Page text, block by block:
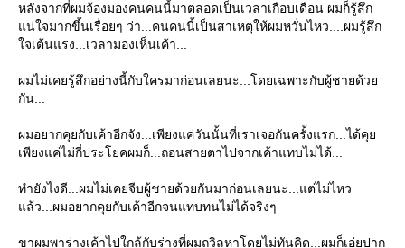
หลังจากที่ผมจ้องมองคนคนนี้มาตลอดเป็นเวลาเกือบเดือน ผมก็รู้สึก
น่ใจมากขึ้นเรื่อยๆ ว่า...คนคนนี้เป็นสาเหตุให้ผมหวั่นไหว....ผมรู้สึก
จเต้นแรง...เวลามองเห็นเค้า...
ผมไม่เคยรู้สึกอย่างนี้กับใครมาก่อนเลยนะ...โดยเฉพาะกับผู้ชายด้ว
กัน...
ผมอยากคุยกับเค้าอีกจัง...เพียงแค่วันนั้นที่เราเจอกันครั้งแรก...ได้คุ
เพียงแค่ไม่กี่ประโยคผมก็...ถอนสายตาไปจากเค้าแทบไม่ได้...
ทำยังไงดี...ผมไม่เคยจีบผู้ชายด้วยกันมาก่อนเลยนะ...แต่ไม่ไหว
ล้ว...ผมอยากคุยกับเค้าอีกจนแทบทนไม่ได้จริงๆ
ขาผมพาร่างเค้าไปใกล้กับร่างที่ผมถวิลหาโดยไม่ทันคิด...ผมก็เอ่ยปาก